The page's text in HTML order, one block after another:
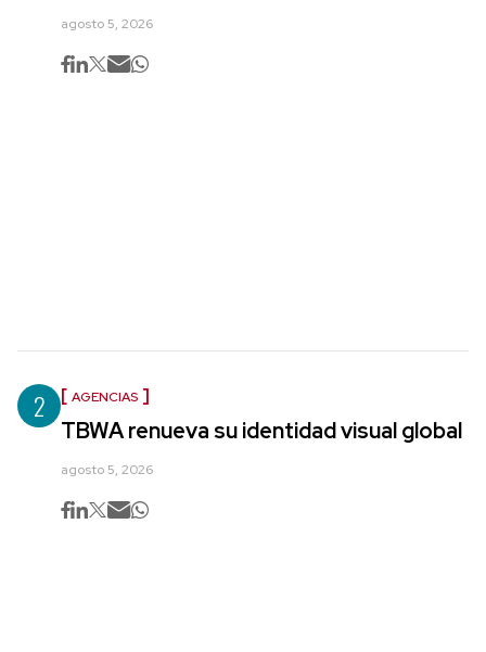
agosto 5, 2026
2 AGENCIAS
TBWA renueva su identidad visual global
agosto 5, 2026